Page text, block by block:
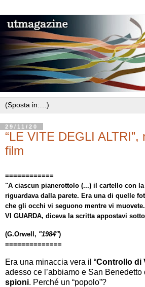
29/11/20
“LE VITE DEGLI ALTRI”,
film
============
"A ciascun pianerottolo (...) il cartello con
riguardava dalla parete. Era una di quelle
che gli occhi vi seguono mentre vi muovete.
VI GUARDA, diceva la scritta appostavi
(G.Orwell, "1984")
==============
Era una minaccia vera il “Controllo di
adesso ce l’abbiamo e San Benedetto
spioni. Perché un “popolo”?